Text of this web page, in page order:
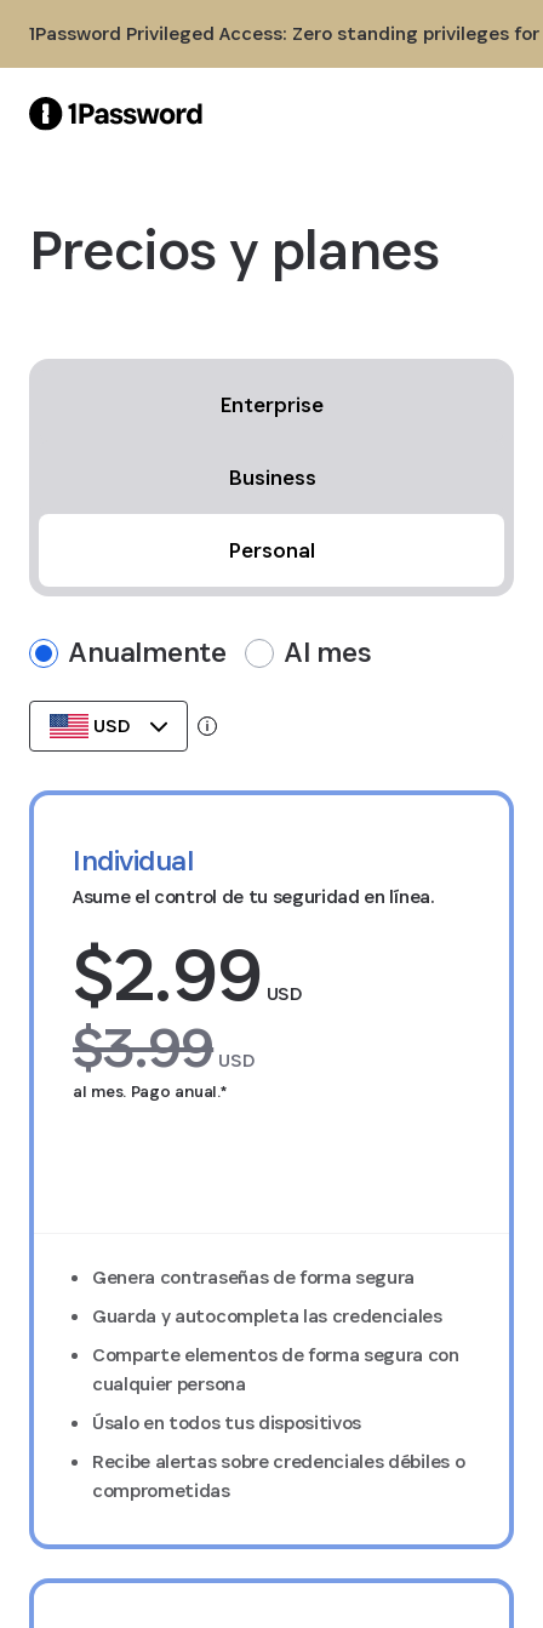
1Password Privileged Access: Zero standing privileges
Precios y planes
Enterprise
Business
Personal
Anualmente Al mes
USD
Datos almacenados en la región de tu
Individual
Asume el control de tu seguridad en línea.
$2.99 USD
$3.99 USD
al mes. Pago anual.*
Genera contraseñas de forma segura
Guarda y autocompleta las credenciales
Comparte elementos de forma segura con
cualquier persona
Úsalo en todos tus dispositivos
Recibe alertas sobre credenciales débiles o
comprometidas